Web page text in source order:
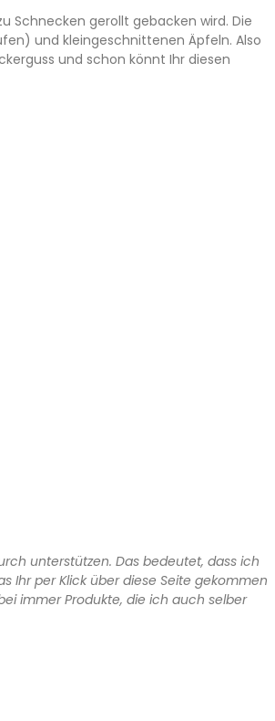
Schnecken gerollt gebacken wird. Die
und kleingeschnittenen Äpfeln. Also
und schon könnt Ihr diesen
unterstützen. Das bedeutet, dass ich
Ihr per Klick über diese Seite gekommen
immer Produkte, die ich auch selber